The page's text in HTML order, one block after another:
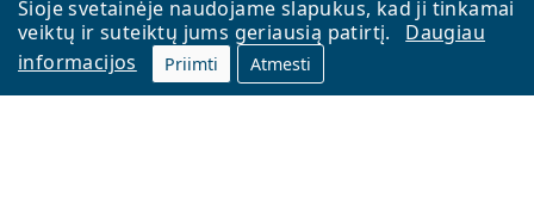
Šioje svetainėje naudojame slapukus, kad ji tinkamai
veiktų ir suteiktų jums geriausią patirtį.
Daugiau
informacijos
Priimti Atmesti
Atgal į pagrindinį puslapį
Eiti aukštyn
Lentiamo.lt priklauso ir yra valdoma Lentiamo s.r.o., Čekija
Veikiame jau 18 metų